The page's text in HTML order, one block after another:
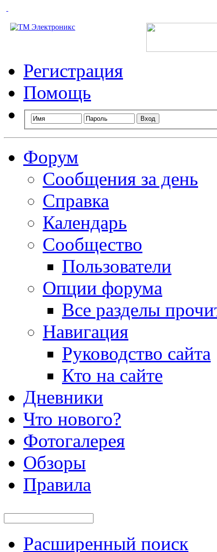
Регистрация
Помощь
Форум
Сообщения за день
Справка
Календарь
Сообщество
Пользователи
Опции форума
Все разделы
Навигация
Руководство сайта
Кто на сайте
Дневники
Что нового?
Фотогалерея
Обзоры
Правила
Расширенный поиск